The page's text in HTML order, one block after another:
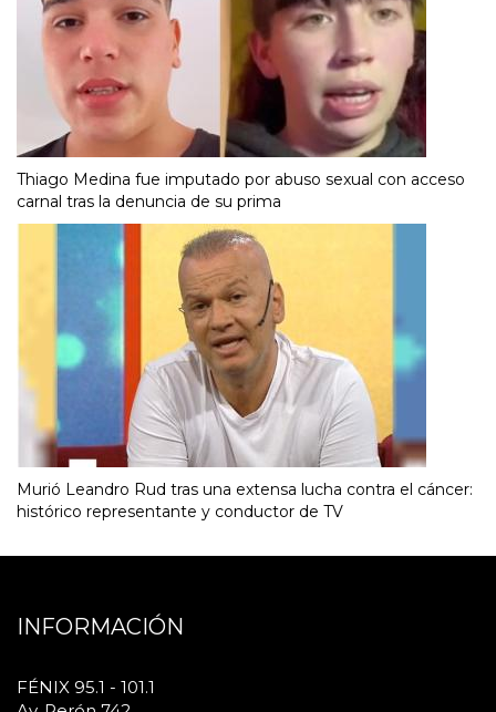
Thiago Medina fue imputado por abuso sexual con acceso
carnal tras la denuncia de su prima
Murió Leandro Rud tras una extensa lucha contra el cáncer:
histórico representante y conductor de TV
INFORMACIÓN
FÉNIX 95.1 - 101.1